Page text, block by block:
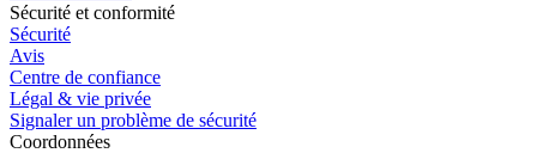
Sécurité et conformité
Sécurité
Avis
Centre de confiance
Légal & vie privée
Signaler un problème de sécurité
Coordonnées